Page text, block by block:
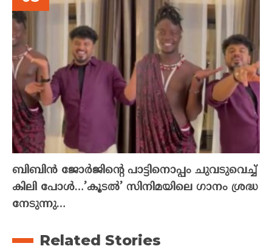
ബിബിൻ ജോർജിന്റെ പാട്ടിനൊപ്പം ചുവടുവെച്ച്
കിലി പോൾ…’കൂടൽ’ സിനിമയിലെ ഗാനം ശ്രദ്ധ
നേടുന്നു…
Related Stories